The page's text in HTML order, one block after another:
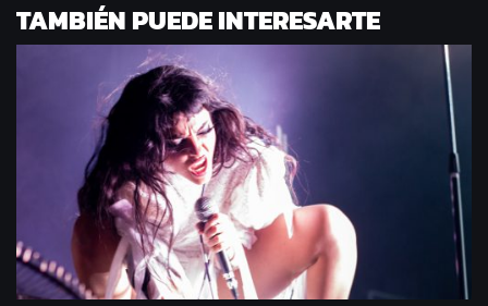
TAMBIÉN PUEDE INTERESARTE